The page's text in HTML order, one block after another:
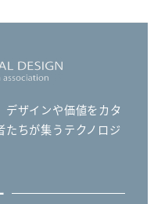
デザインや価値をカタ
ちが集うテクノロジ